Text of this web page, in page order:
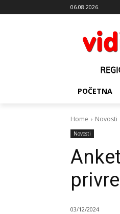
06.08.2026.
POČETNA
Home Novosti
Novosti
03/12/2024